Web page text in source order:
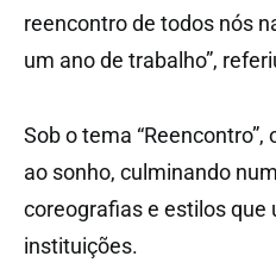
reencontro de todos nós
um ano de trabalho”,
Sob o tema
ao sonho, culminando
coreografias e estilos que
instituições.